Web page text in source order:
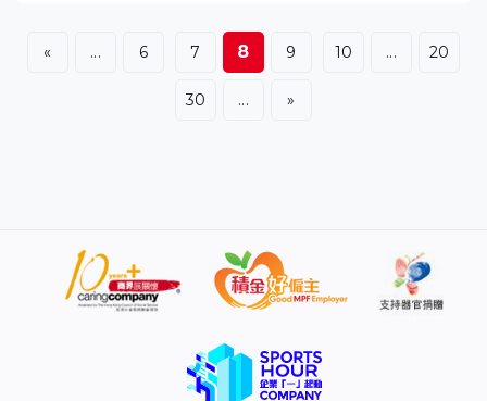
質量，可以得到高分數的作品。今次法案委員會的工作確
實能達到這個目的，我期望大家能繼續努力，按『早一日
得一日』的原則盡快完成立法過程，令到我們有安定的客
« ... 6 7 8 9 10 ... 20
30 ... »